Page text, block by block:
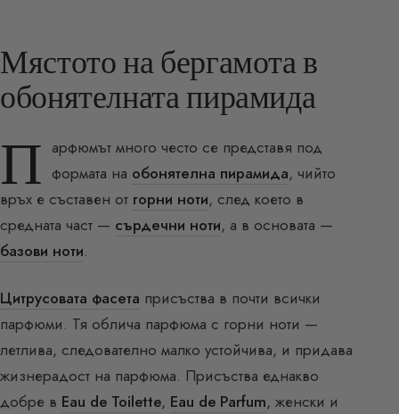
Мястото на бергамота в
обонятелната пирамида
П арфюмът много често се представя под
формата на обонятелна пирамида, чийто
връх е съставен от горни ноти, след което в
средната част — сърдечни ноти, а в основата —
базови ноти.
Цитрусовата фасета присъства в почти всички
парфюми. Тя облича парфюма с горни ноти —
летлива, следователно малко устойчива, и придава
жизнерадост на парфюма. Присъства еднакво
добре в Eau de Toilette, Eau de Parfum, женски и